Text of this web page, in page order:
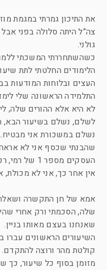
את התיכון גמרתי במגמת
צה”ל היתה סלולה בפני
גולני.
כשהשתחררתי המשכתי
הלימודים החלטתי לתת
העצים ובלוחות המודעות
התלמידה הראשונה שלי
לא היא אלא ההורים שלה,
לשלם, נשלם בשיעור הבא,
נשלם במשכורת אני
שהבנתי שכסף אני לא
העסקים
אין אחר כך, אני לא מכולת,
אמא של חן התקשרה
שלה, הסכמתי ורק אחרי
שאנחנו בעצם מאותו בניין.
השיעורים הראשונים עברו
קולטת מהר ורוצה
מזומן בסוף כל שיעור, כך